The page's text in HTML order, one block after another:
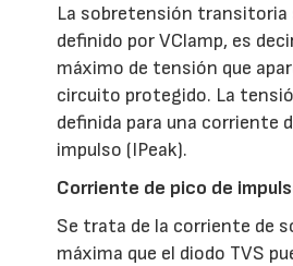
La sobretensión transitoria
definido por VClamp, es
máximo de tensión que
circuito protegido. La
definida para una corriente
impulso (IPeak).
Corriente de pico de
Se trata de la corriente de
máxima que el diodo TVS